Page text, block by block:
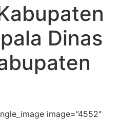
Dinas
image=”4552″